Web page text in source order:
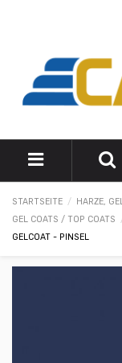
STARTSEITE
HARZE,
GEL COATS / TOP COATS
GELCOAT - PINSEL